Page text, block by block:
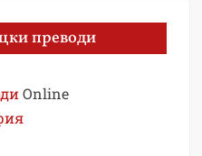
преводи
Online